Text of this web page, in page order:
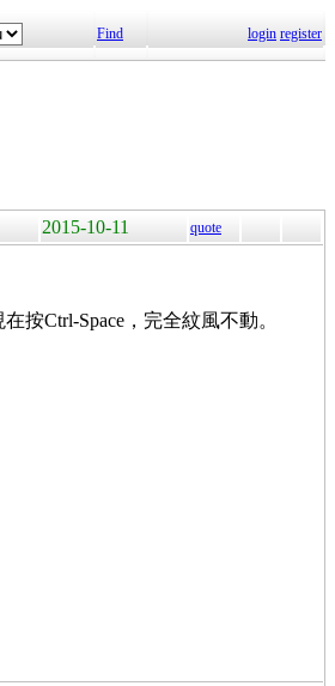
Find login register
2015-10-11 quote
按Ctrl-Space，完全紋風不動。